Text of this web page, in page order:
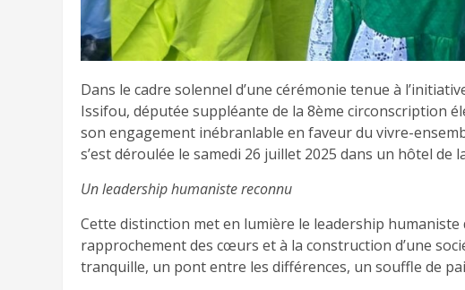
Dans le cadre solennel d’une cérémonie tenue à
Issifou, députée suppléante de la 8ème circonscription
son engagement inébranlable en faveur du vivre-
s’est déroulée le samedi 26 juillet 2025 dans un hôtel de
Un leadership humaniste reconnu
Cette distinction met en lumière le leadership
rapprochement des cœurs et à la construction d’une
tranquille, un pont entre les différences, un souffle de